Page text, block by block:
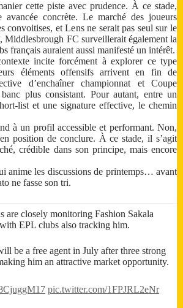
cette piste avec prudence. À ce stade,
concrète. Le marché des joueurs
convoitises, et Lens ne serait pas seul sur le
Middlesbrough FC surveillerait également la
français auraient aussi manifesté un intérêt.
incite forcément à explorer ce type
éléments offensifs arrivent en fin de
d’enchaîner championnat et Coupe
plus consistant. Pour autant, entre un
list et une signature effective, le chemin
à un profil accessible et performant. Non,
position de conclure. À ce stade, il s’agit
crédible dans son principe, mais encore
anime les discussions de printemps… avant
ne fasse son tri.
closely monitoring Fashion Sakala
EPL clubs also tracking him.
be a free agent in July after three strong
him an attractive market opportunity.
pic.twitter.com/1FPJRL2eNr